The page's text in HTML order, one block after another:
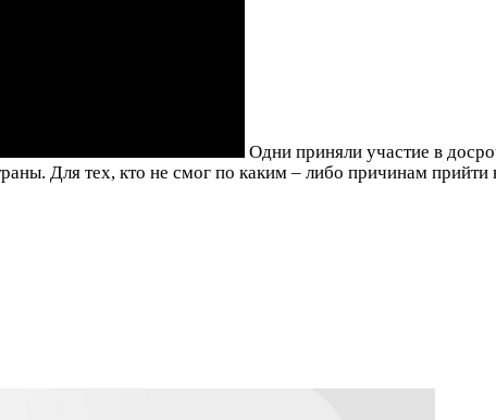
Одни приняли участие в
Для тех, кто не смог по каким – либо причинам прийти